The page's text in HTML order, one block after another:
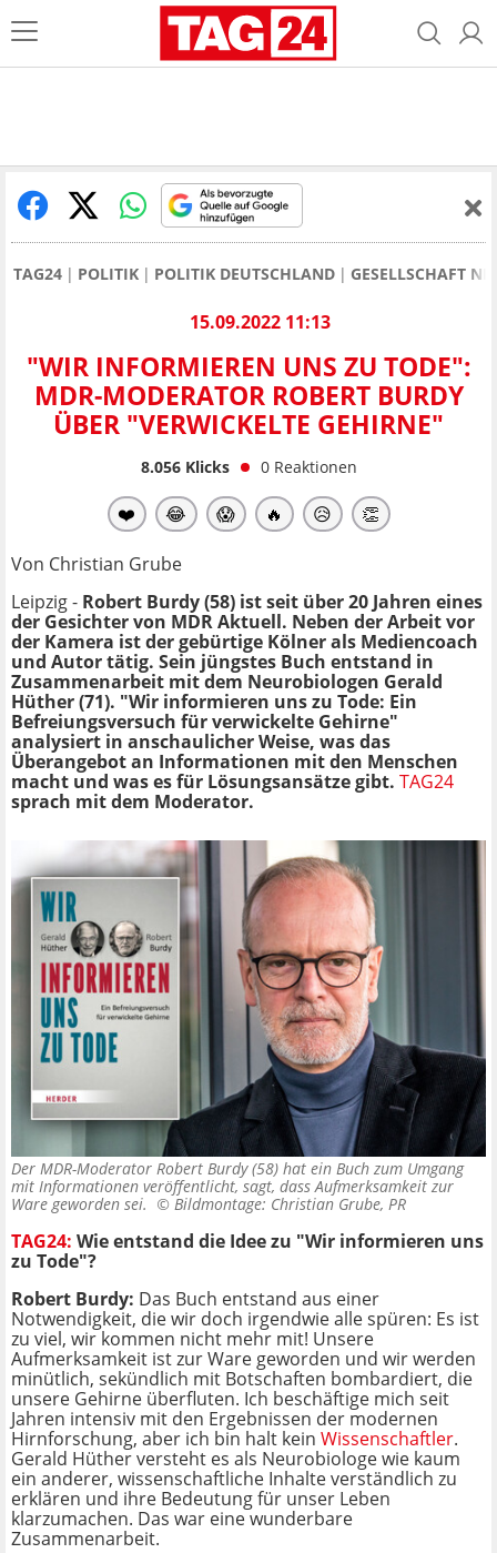
TAG24 POLITIK POLITIK DEUTSCHLAND GESELLSCHAFT
15.09.2022 11:13
"WIR INFORMIEREN UNS ZU TODE":
MDR-MODERATOR ROBERT BURDY
ÜBER "VERWICKELTE GEHIRNE"
8.056Klicks 0 Reaktionen
❤️ 😂 😱 🔥 😥 👏
Von Christian Grube
Leipzig - Robert Burdy (58) ist seit über 20 Jahren eines
der Gesichter von MDR Aktuell. Neben der Arbeit vor
der Kamera ist der gebürtige Kölner als Mediencoach
und Autor tätig. Sein jüngstes Buch entstand in
Zusammenarbeit mit dem Neurobiologen Gerald
Hüther (71). "Wir informieren uns zu Tode: Ein
Befreiungsversuch für verwickelte Gehirne"
analysiert in anschaulicher Weise, was das
Überangebot an Informationen mit den Menschen
macht und was es für Lösungsansätze gibt. TAG24
sprach mit dem Moderator.
Der MDR-Moderator Robert Burdy (58) hat ein Buch zum Umgang
mit Informationen veröffentlicht, sagt, dass Aufmerksamkeit zur
Ware geworden sei. © Bildmontage: Christian Grube, PR
TAG24: Wie entstand die Idee zu "Wir informieren uns
zu Tode"?
Robert Burdy: Das Buch entstand aus einer
Notwendigkeit, die wir doch irgendwie alle spüren: Es ist
zu viel, wir kommen nicht mehr mit! Unsere
Aufmerksamkeit ist zur Ware geworden und wir werden
minütlich, sekündlich mit Botschaften bombardiert, die
unsere Gehirne überfluten. Ich beschäftige mich seit
Jahren intensiv mit den Ergebnissen der modernen
Hirnforschung, aber ich bin halt kein Wissenschaftler.
Gerald Hüther versteht es als Neurobiologe wie kaum
ein anderer, wissenschaftliche Inhalte verständlich zu
erklären und ihre Bedeutung für unser Leben
klarzumachen. Das war eine wunderbare
Zusammenarbeit.